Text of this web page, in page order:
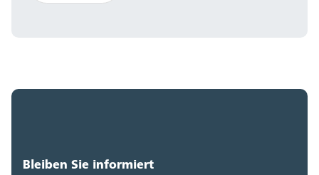
Bleiben Sie informiert